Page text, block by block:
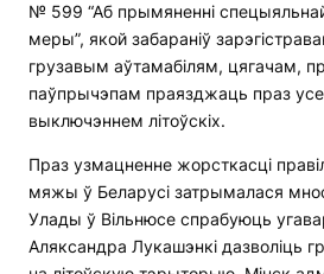
№ 599 “Аб прымяненні
меры”, якой забараніў
грузавым аўтамабілям, цягачам,
паўпрычэпам праязджаць праз
выключэннем літоўскіх.
Праз узмацненне жорсткасці
мяжы ў Беларусі затрымалася
Улады ў Вільнюсе спрабуюць
Аляксандра Лукашэнкі дазволіць